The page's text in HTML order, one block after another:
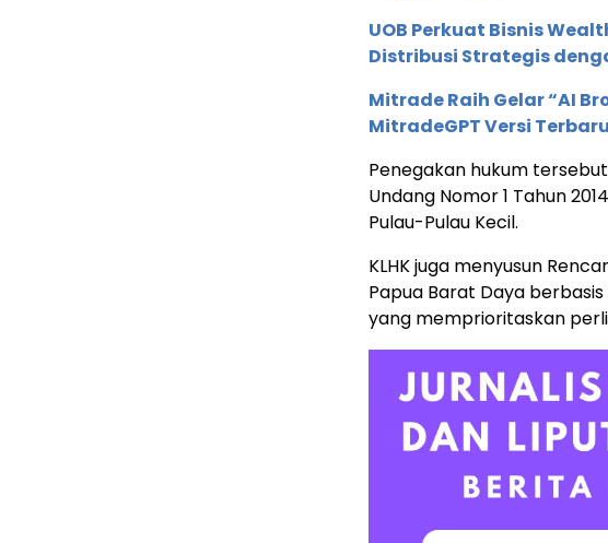
UOB Perkuat Bisnis
Distribusi Strategis
Mitrade Raih Gelar “AI
MitradeGPT Versi
Penegakan hukum
Undang Nomor 1 Tahun
Pulau-Pulau Kecil.
KLHK juga menyusun
Papua Barat Daya berbasis
yang memprioritaskan